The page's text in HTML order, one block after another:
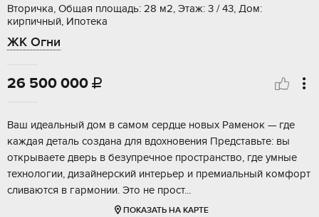
Вторичка, Общая площадь: 28 м2, Этаж: 3 / 43, Дом:
кирпичный, Ипотека
ЖК Огни
26 500 000 
Ваш идеальный дом в самом сердце новых Раменок — где
каждая деталь создана для вдохновения Представьте: вы
открываете дверь в безупречное пространство, где умные
технологии, дизайнерский интерьер и премиальный комфорт
сливаются в гармонии. Это не прост...
ПОКАЗАТЬ НА КАРТЕ